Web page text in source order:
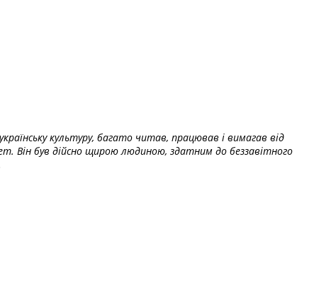
культуру, багато читав, працював і вимагав від
Він був дійсно щирою людиною, здатним до беззавітного